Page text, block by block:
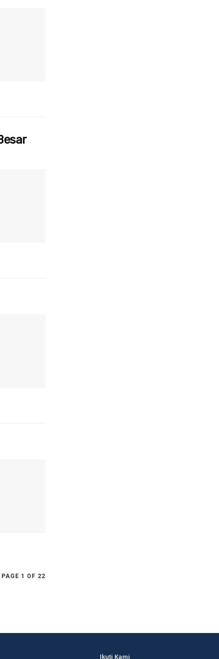
PAGE 1 OF 22
Ikuti Kami